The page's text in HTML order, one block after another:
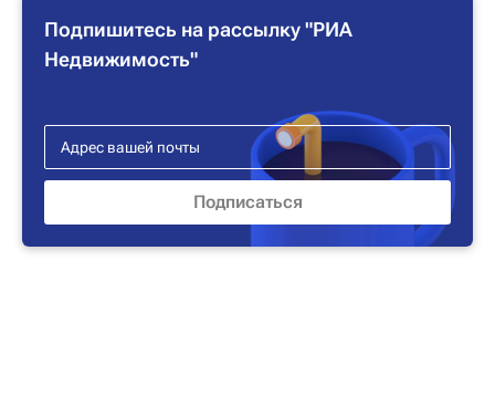
Подпишитесь на рассылку "РИА
Недвижимость"